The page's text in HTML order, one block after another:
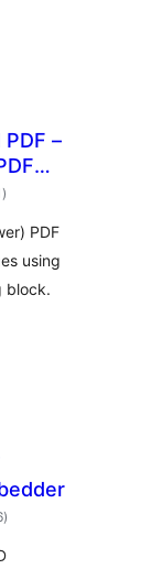
–
مجموعی
درجہ
)
PDF
using
block.
مجموعی
درجہ
)